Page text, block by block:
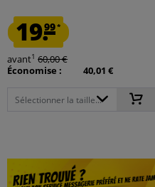
19.99*
avant1 60,00 €
Économise :
40,01 €
Sélectionner la taille...